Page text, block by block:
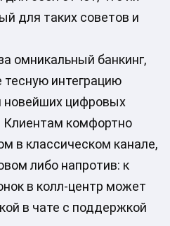
для таких советов и
омникальный банкинг,
тесную интеграцию
цифровых
Клиентам комфортно
в классическом канале,
либо напротив: к
в колл-центр может
в чате с поддержкой